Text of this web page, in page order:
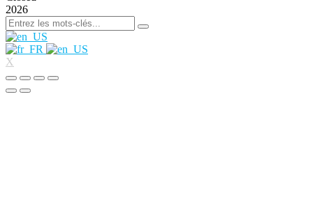
2026
X